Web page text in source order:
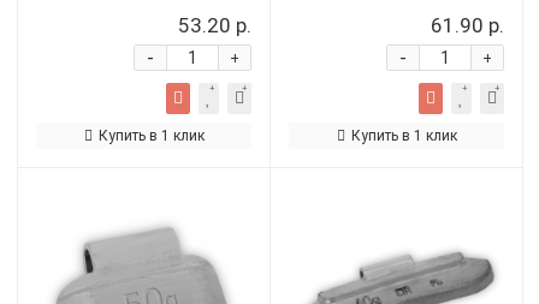
53.20 р.
+
-
Купить в 1 клик
61.90 р.
+
-
Купить в 1 клик